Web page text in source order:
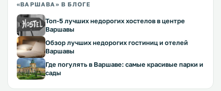
«ВАРШАВА» В БЛОГЕ
Топ-5 лучших недорогих хостелов в центре
Варшавы
Обзор лучших недорогих гостиниц и отелей
Варшавы
Где погулять в Варшаве: самые красивые парки и
сады